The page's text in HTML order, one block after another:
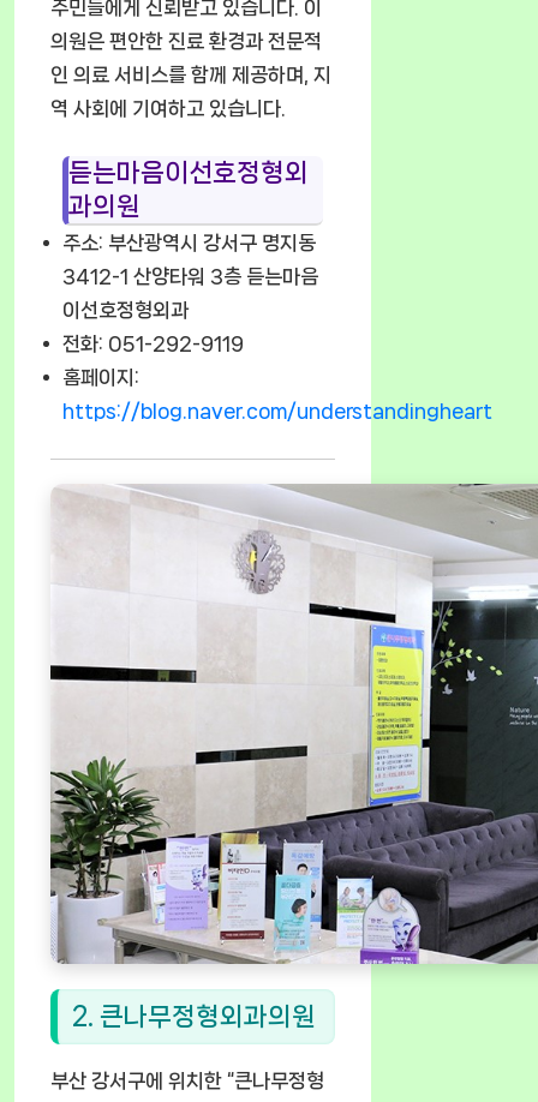
주민들에게 신뢰받고 있습니다. 이
의원은 편안한 진료 환경과 전문적
인 의료 서비스를 함께 제공하며, 지
역 사회에 기여하고 있습니다.
듣는마음이선호정형외
과의원
주소: 부산광역시 강서구 명지동
3412-1 산양타워 3층 듣는마음
이선호정형외과
전화: 051-292-9119
홈페이지:
https://blog.naver.com/understandingheart
2. 큰나무정형외과의원
부산 강서구에 위치한 “큰나무정형